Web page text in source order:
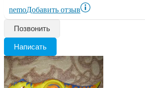
nemoДобавить отзыв
Позвонить
Написать